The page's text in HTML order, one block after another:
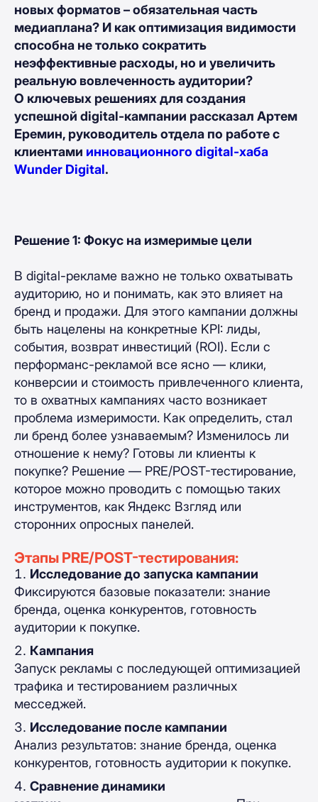
новых форматов – обязательная часть
медиаплана? И как оптимизация видимости
способна не только сократить
неэффективные расходы, но и увеличить
реальную вовлеченность аудитории?
О ключевых решениях для создания
успешной digital-кампании рассказал Артем
Еремин, руководитель отдела по работе с
клиентами инновационного digital-хаба
Wunder Digital.
Решение 1: Фокус на измеримые цели
В digital-рекламе важно не только охватывать
аудиторию, но и понимать, как это влияет на
бренд и продажи. Для этого кампании должны
быть нацелены на конкретные KPI: лиды,
события, возврат инвестиций (ROI). Если с
перформанс-рекламой все ясно — клики,
конверсии и стоимость привлеченного клиента,
то в охватных кампаниях часто возникает
проблема измеримости. Как определить, стал
ли бренд более узнаваемым? Изменилось ли
отношение к нему? Готовы ли клиенты к
покупке? Решение — PRE/POST-тестирование,
которое можно проводить с помощью таких
инструментов, как Яндекс Взгляд или
сторонних опросных панелей.
Этапы PRE/POST-тестирования:
Исследование до запуска кампании
Фиксируются базовые показатели: знание
бренда, оценка конкурентов, готовность
аудитории к покупке.
Кампания
Запуск рекламы с последующей оптимизацией
трафика и тестированием различных
месседжей.
Исследование после кампании
Анализ результатов: знание бренда, оценка
конкурентов, готовность аудитории к покупке.
Сравнение динамики